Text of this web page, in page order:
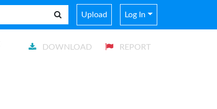
Upload Log In
DOWNLOAD REPORT